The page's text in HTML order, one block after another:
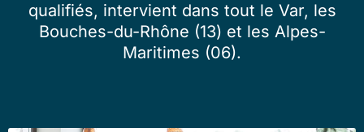
qualifiés, intervient dans tout le Var, les
Bouches-du-Rhône (13) et les Alpes-
Maritimes (06).